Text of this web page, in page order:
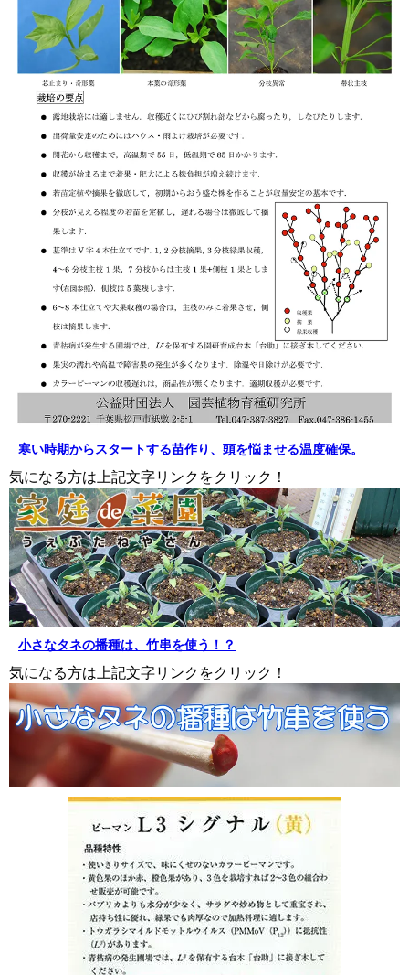
寒い時期からスタートする苗作り、頭を悩ませる温度確保。
気になる方は上記文字リンクをクリック！
小さなタネの播種は、竹串を使う！？
気になる方は上記文字リンクをクリック！